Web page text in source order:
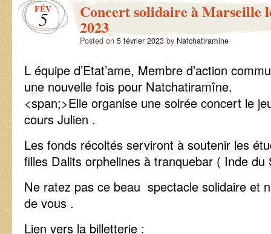
FÉV
5 Concert solidaire à Marseille
2023
Posted on 5 février 2023 by Natchatiramine
L équipe d’Etat’ame, Membre d’action
une nouvelle fois pour Natchatiramîne.
<span;>Elle organise une soirée concert le
cours Julien .
Les fonds récoltés serviront à soutenir les
filles Dalits orphelines à tranquebar ( Inde du
Ne ratez pas ce beau spectacle solidaire et
de vous .
Lien vers la billetterie :